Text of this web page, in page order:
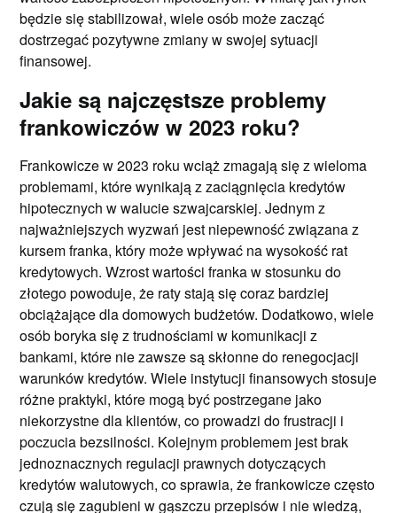
będzie się stabilizował, wiele osób może zacząć
dostrzegać pozytywne zmiany w swojej sytuacji
finansowej.
Jakie są najczęstsze problemy
frankowiczów w 2023 roku?
Frankowicze w 2023 roku wciąż zmagają się z wieloma
problemami, które wynikają z zaciągnięcia kredytów
hipotecznych w walucie szwajcarskiej. Jednym z
najważniejszych wyzwań jest niepewność związana z
kursem franka, który może wpływać na wysokość rat
kredytowych. Wzrost wartości franka w stosunku do
złotego powoduje, że raty stają się coraz bardziej
obciążające dla domowych budżetów. Dodatkowo, wiele
osób boryka się z trudnościami w komunikacji z
bankami, które nie zawsze są skłonne do renegocjacji
warunków kredytów. Wiele instytucji finansowych stosuje
różne praktyki, które mogą być postrzegane jako
niekorzystne dla klientów, co prowadzi do frustracji i
poczucia bezsilności. Kolejnym problemem jest brak
jednoznacznych regulacji prawnych dotyczących
kredytów walutowych, co sprawia, że frankowicze często
czują się zagubieni w gąszczu przepisów i nie wiedzą,